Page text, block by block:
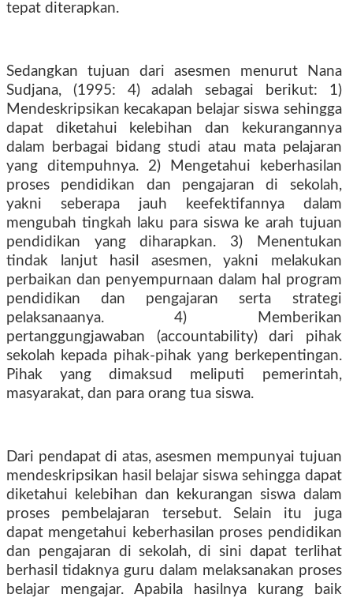
tepat diterapkan.
Sedangkan tujuan dari asesmen menurut Nana
Sudjana, (1995: 4) adalah sebagai berikut: 1)
Mendeskripsikan kecakapan belajar siswa sehingga
dapat diketahui kelebihan dan kekurangannya
dalam berbagai bidang studi atau mata pelajaran
yang ditempuhnya. 2) Mengetahui keberhasilan
proses pendidikan dan pengajaran di sekolah,
yakni seberapa jauh keefektifannya dalam
mengubah tingkah laku para siswa ke arah tujuan
pendidikan yang diharapkan. 3) Menentukan
tindak lanjut hasil asesmen, yakni melakukan
perbaikan dan penyempurnaan dalam hal program
pendidikan dan pengajaran serta strategi
pelaksanaanya. 4) Memberikan
pertanggungjawaban (accountability) dari pihak
sekolah kepada pihak-pihak yang berkepentingan.
Pihak yang dimaksud meliputi pemerintah,
masyarakat, dan para orang tua siswa.
Dari pendapat di atas, asesmen mempunyai tujuan
mendeskripsikan hasil belajar siswa sehingga dapat
diketahui kelebihan dan kekurangan siswa dalam
proses pembelajaran tersebut. Selain itu juga
dapat mengetahui keberhasilan proses pendidikan
dan pengajaran di sekolah, di sini dapat terlihat
berhasil tidaknya guru dalam melaksanakan proses
belajar mengajar. Apabila hasilnya kurang baik